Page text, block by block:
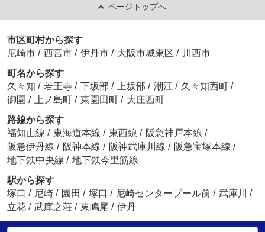
ページトップへ
市区町村から探す
尼崎市 / 西宮市 / 伊丹市 / 大阪市城東区 / 川西市
町名から探す
久々知 / 若王寺 / 下坂部 / 上坂部 / 潮江 / 久々知西町 /
御園 / 上ノ島町 / 東園田町 / 大庄西町
路線から探す
福知山線 / 東海道本線 / 東西線 / 阪急神戸本線 /
阪急伊丹線 / 阪神本線 / 阪神武庫川線 / 阪急宝塚本線 /
地下鉄中央線 / 地下鉄今里筋線
駅から探す
塚口 / 尼崎 / 園田 / 塚口 / 尼崎センタープール前 / 武庫川
/
立花 / 武庫之荘 / 東鳴尾 / 伊丹